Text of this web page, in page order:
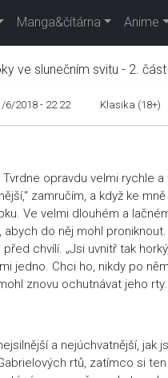
Manga&čítárna Anime
ve slunečním svitu - 2. část
6/2018 - 22:22 Klasika (18+)
opravdu velmi rychle
zamručím, a když ke
Ve velmi dlouhém a
abych do něj mohl
chvílí. „Jsi uvnitř tak
jedno. Chci ho, nikdy po
znovu ochutnávat jeho rty.
a nejúchvatnější,
rtů, zatímco si